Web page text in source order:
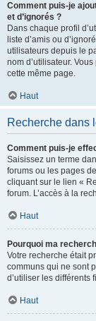
Comment puis-je
et d’ignorés ?
Dans chaque profil
liste d’amis ou
utilisateurs depuis le
nom d’utilisateur.
cette même page.
Haut
Recherche dans
Comment puis-je
Saisissez un terme
forums ou les pages
cliquant sur le lien «
forum. L’accès à la
Haut
Pourquoi ma
Votre recherche était
communs qui ne sont
d’utiliser les différents
Haut